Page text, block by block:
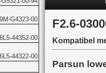
G4323-00
44352-00
44322-00
F2.6-
Kompatibel
Parsun